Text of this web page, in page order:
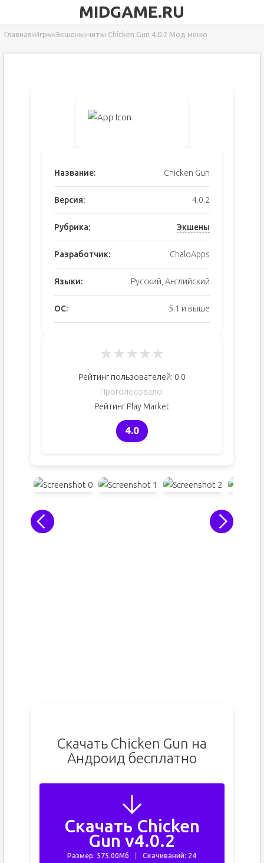
MIDGAME.RU
Главная›Игры›Экшены›читы Chicken Gun 4.0.2 Мод меню
Название: Chicken Gun
Версия: 4.0.2
Рубрика: Экшены
Разработчик: ChaloApps
Языки: Русский, Английский
ОС: 5.1 и выше
★★★★★
Рейтинг пользователей: 0.0
Проголосовало:
Рейтинг Play Market
4.0
Скачать Chicken Gun на
Андроид бесплатно
Скачать Chicken
Gun v4.0.2
Размер: 575.00Мб Скачиваний: 24